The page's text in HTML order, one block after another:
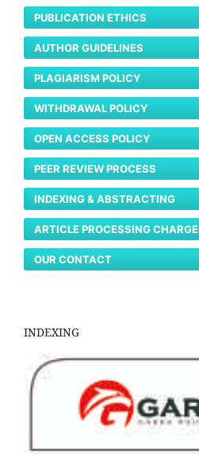
PUBLICATION ETHICS
AUTHOR GUIDELINES
PLAGIARISM POLICY
WITHDRAWAL POLICY
OPEN ACCESS POLICY
PEER REVIEW PROCESS
INDEXING & ABSTRACTING
ARTICLE PROCESSING CHARGE
OUR CONTACT
INDEXING